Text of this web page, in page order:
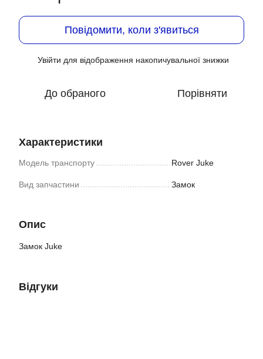
Повідомити, коли з'явиться
Увійти для відображення накопичувальної знижки
До обраного Порівняти
Характеристики
Модель транспорту Rover Juke
Вид запчастини Замок
Опис
Замок Juke
Відгуки